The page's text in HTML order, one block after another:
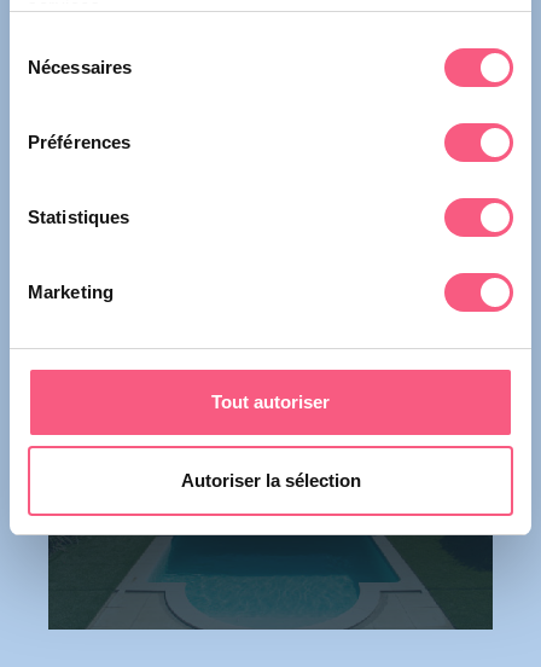
Nécessaires
Préférences
Statistiques
Marketing
Tout autoriser
Autoriser la sélection
Les tabliers
Les terrasses et couvertures d'exception